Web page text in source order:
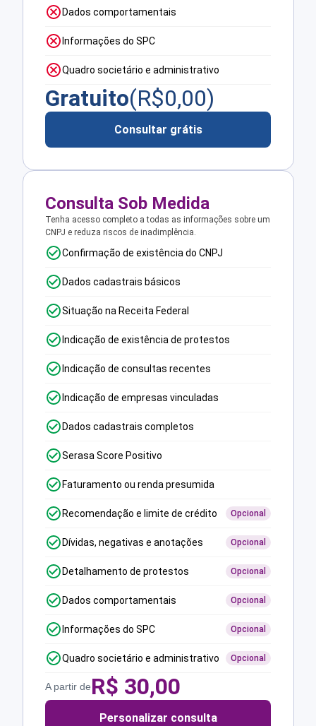
Dados comportamentais
Informações do SPC
Quadro societário e administrativo
Gratuito(R$0,00)
Consultar grátis
Consulta Sob Medida
Tenha acesso completo a todas as informações sobre um
CNPJ e reduza riscos de inadimplência.
Confirmação de existência do CNPJ
Dados cadastrais básicos
Situação na Receita Federal
Indicação de existência de protestos
Indicação de consultas recentes
Indicação de empresas vinculadas
Dados cadastrais completos
Serasa Score Positivo
Faturamento ou renda presumida
Recomendação e limite de crédito Opcional
Dívidas, negativas e anotações Opcional
Detalhamento de protestos Opcional
Dados comportamentais Opcional
Informações do SPC Opcional
Quadro societário e administrativo Opcional
A partir deR$ 30,00
Personalizar consulta